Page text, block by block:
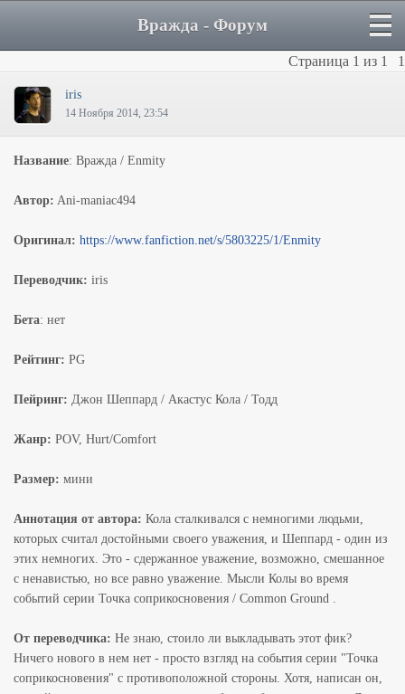
Вражда - Форум
Страница 1 из 1 1
iris
14 Ноября 2014, 23:54
Название: Вражда / Enmity
Автор: Ani-maniac494
Оригинал: https://www.fanfiction.net/s/5803225/1/Enmity
Переводчик: iris
Бета: нет
Рейтинг: PG
Пейринг: Джон Шеппард / Акастус Кола / Тодд
Жанр: POV, Hurt/Comfort
Размер: мини
Аннотация от автора: Кола сталкивался с немногими людьми,
которых считал достойными своего уважения, и Шеппард - один из
этих немногих. Это - сдержанное уважение, возможно, смешанное
с ненавистью, но все равно уважение. Мысли Колы во время
событий серии Точка соприкосновения / Common Ground .
От переводчика: Не знаю, стоило ли выкладывать этот фик?
Ничего нового в нем нет - просто взгляд на события серии "Точка
соприкосновения" с противоположной стороны. Хотя, написан он,